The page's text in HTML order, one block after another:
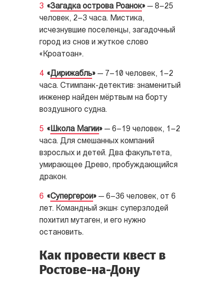
«Загадка острова Роанок» — 8–25
человек, 2–3 часа. Мистика,
исчезнувшие поселенцы, загадочный
город из снов и жуткое слово
«Кроатоан».
«Дирижабль» — 7–10 человек, 1–2
часа. Стимпанк-детектив: знаменитый
инженер найден мёртвым на борту
воздушного судна.
«Школа Магии» — 6–19 человек, 1–2
часа. Для смешанных компаний
взрослых и детей. Два факультета,
умирающее Древо, пробуждающийся
дракон.
«Супергерои» — 6–36 человек, от 6
лет. Командный экшн: суперзлодей
похитил мутаген, и его нужно
остановить.
Как провести квест в
Ростове-на-Дону